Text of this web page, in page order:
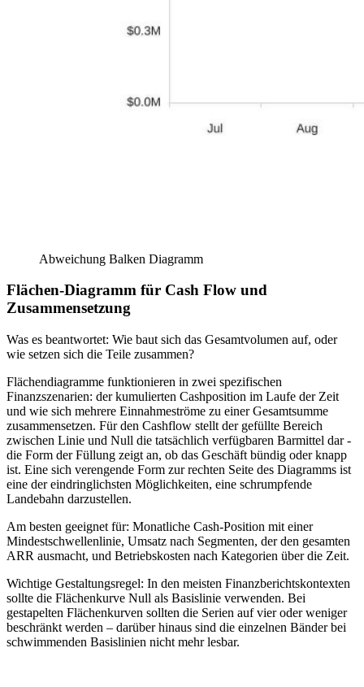
Abweichung Balken Diagramm
Flächen-Diagramm für Cash Flow und
Zusammensetzung
Was es beantwortet: Wie baut sich das Gesamtvolumen auf, oder
wie setzen sich die Teile zusammen?
Flächendiagramme funktionieren in zwei spezifischen
Finanzszenarien: der kumulierten Cashposition im Laufe der Zeit
und wie sich mehrere Einnahmeströme zu einer Gesamtsumme
zusammensetzen. Für den Cashflow stellt der gefüllte Bereich
zwischen Linie und Null die tatsächlich verfügbaren Barmittel dar -
die Form der Füllung zeigt an, ob das Geschäft bündig oder knapp
ist. Eine sich verengende Form zur rechten Seite des Diagramms ist
eine der eindringlichsten Möglichkeiten, eine schrumpfende
Landebahn darzustellen.
Am besten geeignet für: Monatliche Cash-Position mit einer
Mindestschwellenlinie, Umsatz nach Segmenten, der den gesamten
ARR ausmacht, und Betriebskosten nach Kategorien über die Zeit.
Wichtige Gestaltungsregel: In den meisten Finanzberichtskontexten
sollte die Flächenkurve Null als Basislinie verwenden. Bei
gestapelten Flächenkurven sollten die Serien auf vier oder weniger
beschränkt werden – darüber hinaus sind die einzelnen Bänder bei
schwimmenden Basislinien nicht mehr lesbar.